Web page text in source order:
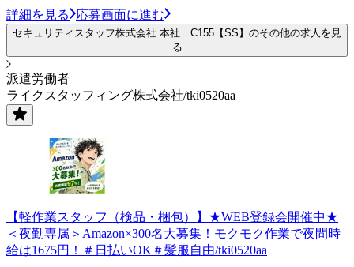
詳細を見る 応募画面に進む
セキュリティスタッフ株式会社 本社 C155【SS】のその他の求人を見
る
派遣労働者
ライクスタッフィング株式会社/tki0520aa
【軽作業スタッフ（検品・梱包）】★WEB登録会開催中★
＜夜勤専属＞Amazon×300名大募集！モクモク作業で夜間時
給は1675円！＃日払いOK＃髪服自由/tki0520aa